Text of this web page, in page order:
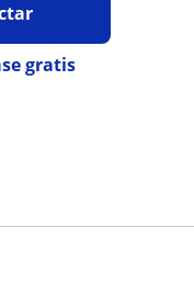
gratis